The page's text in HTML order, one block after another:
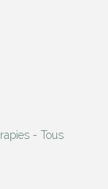
- Tous